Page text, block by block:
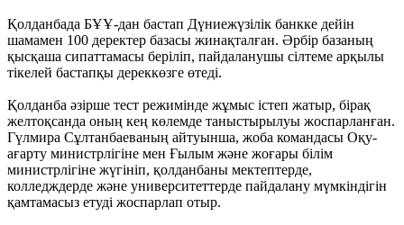
Қолданбада БҰҰ-дан бастап Дүниежүзілік банкке дейін
шамамен 100 деректер базасы жинақталған. Әрбір базаның
қысқаша сипаттамасы беріліп, пайдаланушы сілтеме арқылы
тікелей бастапқы дереккөзге өтеді.
Қолданба әзірше тест режимінде жұмыс істеп жатыр, бірақ
желтоқсанда оның кең көлемде таныстырылуы жоспарланған.
Гүлмира Сұлтанбаеваның айтуынша, жоба командасы Оқу-
ағарту министрлігіне мен Ғылым және жоғары білім
министрлігіне жүгініп, қолданбаны мектептерде,
колледждерде және университеттерде пайдалану мүмкіндігін
қамтамасыз етуді жоспарлап отыр.